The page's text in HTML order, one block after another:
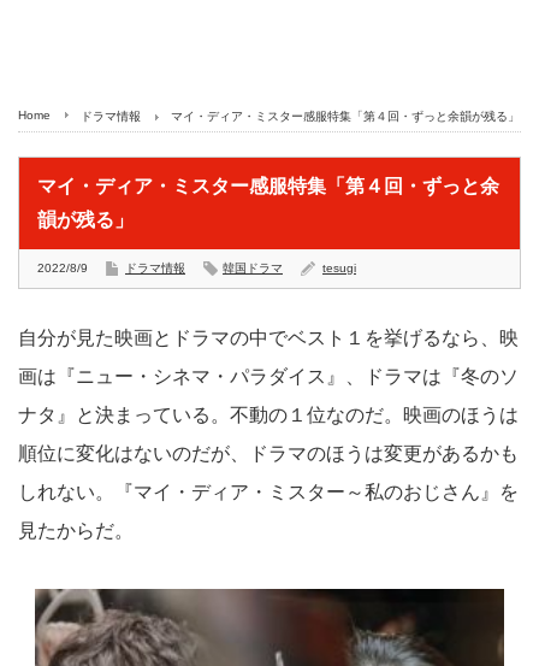
Home ドラマ情報 マイ・ディア・ミスター感服特集「第４回・ずっと余韻が残る」
マイ・ディア・ミスター感服特集「第４回・ずっと余
韻が残る」
2022/8/9 ドラマ情報 韓国ドラマ tesugi
自分が見た映画とドラマの中でベスト１を挙げるなら、映
画は『ニュー・シネマ・パラダイス』、ドラマは『冬のソ
ナタ』と決まっている。不動の１位なのだ。映画のほうは
順位に変化はないのだが、ドラマのほうは変更があるかも
しれない。『マイ・ディア・ミスター～私のおじさん』を
見たからだ。